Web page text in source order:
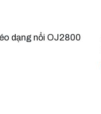
dạng nổi OJ2800